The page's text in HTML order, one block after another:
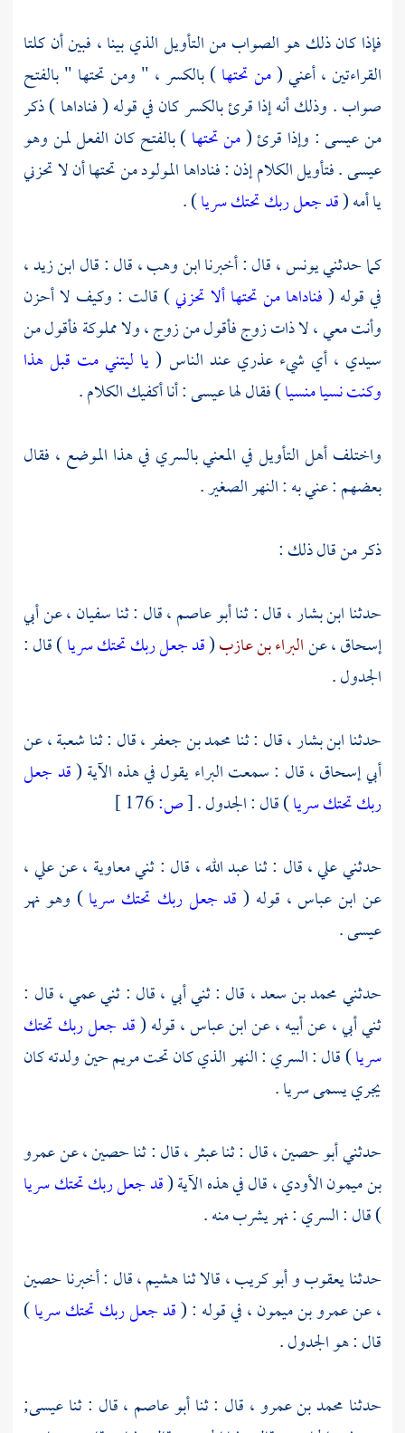
فإذا كان ذلك هو الصواب من التأويل الذي بينا ، فبين أن كلتا
القراءتين ، أعني (من تحتها) بالكسر ، " ومن تحتها " بالفتح
صواب . وذلك أنه إذا قرئ بالكسر كان في قوله ( فناداها ) ذكر
منعيسى: وإذا قرئ (من تحتها) بالفتح كان الفعل لمن وهو
عيسى. فتأويل الكلام إذن : فناداها المولود من تحتها أن لا تحزني
يا أمه (قد جعل ربك تحتك سريا) .
كما حدثنييونس ،قال : أخبرناابن وهب ،قال : قالابن زيد ،
في قوله (فناداها من تحتها ألا تحزني) قالت : وكيف لا أحزن
وأنت معي ، لا ذات زوج فأقول من زوج ، ولا مملوكة فأقول من
سيدي ، أي شيء عذري عند الناس (يا ليتني مت قبل هذا
وكنت نسيا منسيا) فقال لها عيسى : أنا أكفيك الكلام .
واختلف أهل التأويل في المعني بالسري في هذا الموضع ، فقال
بعضهم : عني به : النهر الصغير .
ذكر من قال ذلك :
حدثناابن بشار ،قال : ثناأبو عاصم ،قال : ثناسفيان ،عنأبي
إسحاق ،عنالبراء بن عازب(قد جعل ربك تحتك سريا) قال :
الجدول .
حدثناابن بشار ،قال : ثنامحمد بن جعفر ،قال : ثناشعبة ،عن
أبي إسحاق ،قال : سمعتالبراءيقول في هذه الآية (قد جعل
ربك تحتك سريا) قال : الجدول .[ص:
حدثنيعلي ،قال : ثناعبد الله ، قال : ثنيمعاوية ،عنعلي ،
عن ابن عباس ، قوله ( قد جعل ربك تحتك سريا) وهو نهر
عيسى .
حدثنيمحمد بن سعد، قال : ثني أبي ، قال : ثني عمي ، قال :
ثني أبي ، عن أبيه ، عنابن عباس ،قوله (قد جعل ربك تحتك
سريا) قال : السري : النهر الذي كان تحت مريم حين ولدته كان
يجري يسمى سريا .
حدثنيأبو حصين ،قال : ثناعبثر ،قال : ثناحصين ،عنعمرو
بن ميمون الأودي ،قال في هذه الآية (قد جعل ربك تحتك سريا
) قال : السري : نهر يشرب منه .
حدثنايعقوبو أبو كريب ،قالا ثناهشيم ،قال : أخبرناحصين
،عنعمرو بن ميمون ،في قوله : (قد جعل ربك تحتك سريا)
قال : هو الجدول .
حدثنا محمد بن عمرو، قال : ثناأبو عاصم ،قال : ثناعيسى;